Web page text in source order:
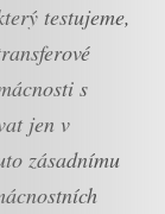
testujeme,
s
jen v
zásadnímu